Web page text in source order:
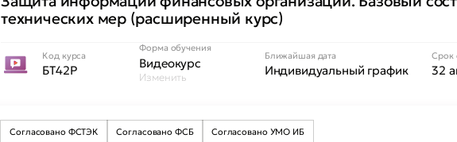
технических мер (расширенный курс)
Код курса
БТ42Р
Форма обучения
Видеокурс
Изменить
Ближайшая дата
Индивидуальный график
Срок
32
Согласовано ФСТЭК Согласовано ФСБ Согласовано УМО ИБ